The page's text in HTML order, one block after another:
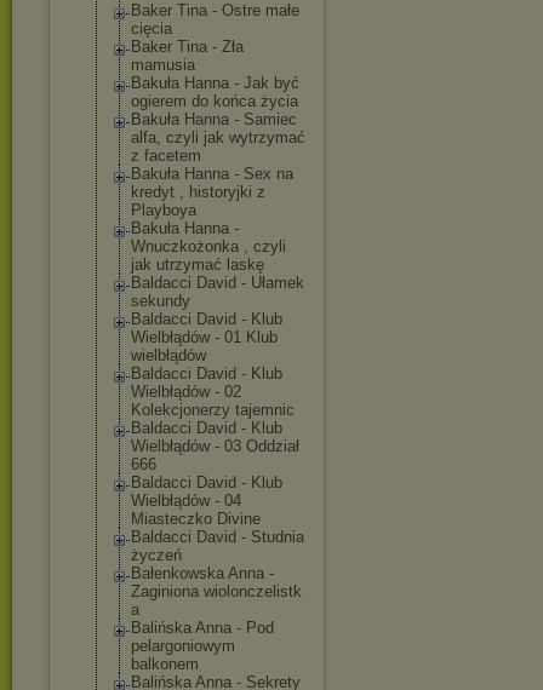
Baker Tina - Ostre małe
cięcia
Baker Tina - Zła
mamusia
Bakuła Hanna - Jak być
ogierem do końca życia
Bakuła Hanna - Samiec
alfa, czyli jak wytrzymać
z facetem
Bakuła Hanna - Sex na
kredyt , historyjki z
Playboya
Bakuła Hanna -
Wnuczkożonka , czyli
jak utrzymać laskę
Baldacci David - Ułamek
sekundy
Baldacci David - Klub
Wielbłądów - 01 Klub
wielbłądów
Baldacci David - Klub
Wielbłądów - 02
Kolekcjonerzy tajemnic
Baldacci David - Klub
Wielbłądów - 03 Oddział
666
Baldacci David - Klub
Wielbłądów - 04
Miasteczko Divine
Baldacci David - Studnia
życzeń
Bałenkowska Anna -
Zaginiona wiolonczelistk
a
Balińska Anna - Pod
pelargoniowym
balkonem
Balińska Anna - Sekrety